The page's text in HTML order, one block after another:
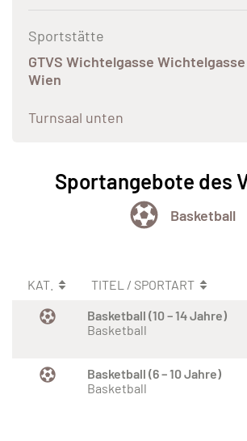
Sportstätte
GTVS Wichtelgasse Wichtelgasse
Wien
Turnsaal unten
Sportangebote des
Basketball
KAT. TITEL / SPORTART
Basketball (10 – 14 Jahre)
Basketball
Basketball (6 – 10 Jahre)
Basketball